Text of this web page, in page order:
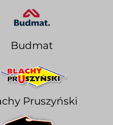
Budmat
Pruszyński